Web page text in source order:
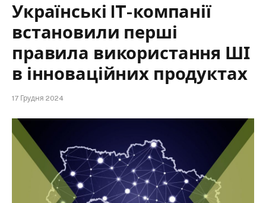
Українські IT-компанії
встановили перші
правила використання ШІ
в інноваційних продуктах
17 Грудня 2024